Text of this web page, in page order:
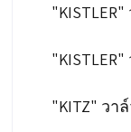
"KITZ" วา